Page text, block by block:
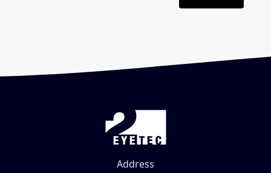
Address